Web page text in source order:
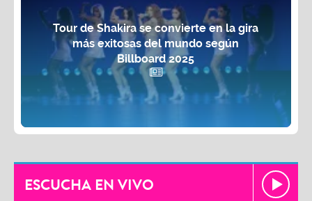
Tour de Shakira se convierte en la gira
más exitosas del mundo según
Billboard 2025
ESCUCHA EN VIVO